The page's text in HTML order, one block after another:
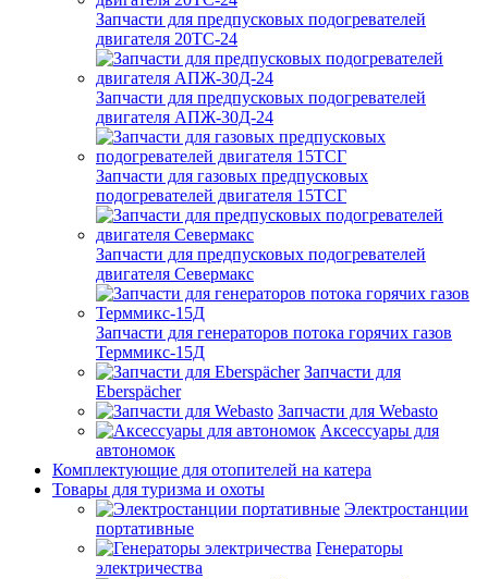
Запчасти для предпусковых подогревателей
двигателя 20ТС-24
Запчасти для предпусковых подогревателей
двигателя АПЖ-30Д-24
Запчасти для газовых предпусковых
подогревателей двигателя 15ТСГ
Запчасти для предпусковых подогревателей
двигателя Севермакс
Запчасти для генераторов потока горячих газов
Терммикс-15Д
Запчасти для
Eberspächer
Запчасти для Webasto
Аксессуары для
автономок
Комплектующие для отопителей на катера
Товары для туризма и охоты
Электростанции
портативные
Генераторы
электричества